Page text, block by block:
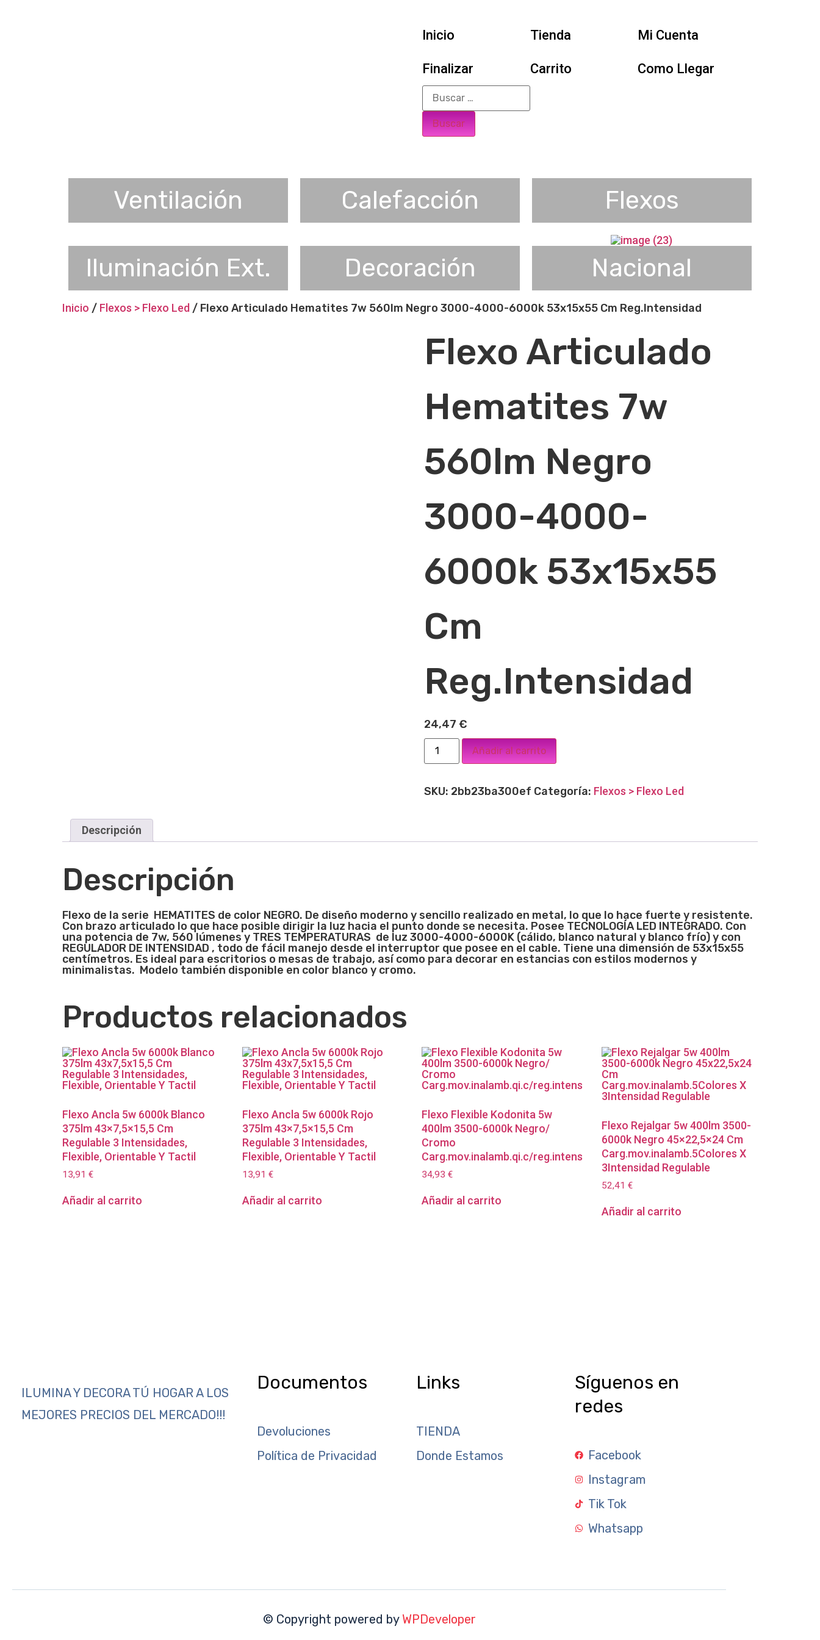
Inicio Tienda Mi Cuenta
Finalizar Carrito Como Llegar
Ventilación Calefacción Flexos
Iluminación Ext. Decoración Nacional
Inicio / Flexos > Flexo Led / Flexo Articulado Hematites 7w 560lm Negro 3000-4000-6000k 53x15x55 Cm Reg.Intensidad
Flexo Articulado
Hematites 7w
560lm Negro
3000-4000-
6000k 53x15x55
Cm
Reg.Intensidad
24,47 €
Añadir al carrito
SKU: 2bb23ba300ef Categoría: Flexos > Flexo Led
Descripción
Descripción
Flexo de la serie HEMATITES de color NEGRO. De diseño moderno y sencillo realizado en metal, lo que lo hace fuerte y resistente.
Con brazo articulado lo que hace posible dirigir la luz hacia el punto donde se necesita. Posee TECNOLOGÍA LED INTEGRADO. Con
una potencia de 7w, 560 lúmenes y TRES TEMPERATURAS de luz 3000-4000-6000K (cálido, blanco natural y blanco frío) y con
REGULADOR DE INTENSIDAD , todo de fácil manejo desde el interruptor que posee en el cable. Tiene una dimensión de 53x15x55
centímetros. Es ideal para escritorios o mesas de trabajo, así como para decorar en estancias con estilos modernos y
minimalistas. Modelo también disponible en color blanco y cromo.
Productos relacionados
Flexo Ancla 5w 6000k Blanco
375lm 43×7,5×15,5 Cm
Regulable 3 Intensidades,
Flexible, Orientable Y Tactil
13,91 €
Añadir al carrito
Flexo Ancla 5w 6000k Rojo
375lm 43×7,5×15,5 Cm
Regulable 3 Intensidades,
Flexible, Orientable Y Tactil
13,91 €
Añadir al carrito
Flexo Flexible Kodonita 5w
400lm 3500-6000k Negro/
Cromo
Carg.mov.inalamb.qi.c/reg.intens
34,93€
Añadir al carrito
Flexo Rejalgar 5w 400lm 3500-
6000k Negro 45×22,5×24 Cm
Carg.mov.inalamb.5Colores X
3Intensidad Regulable
52,41€
Añadir al carrito
ILUMINA Y DECORA TÚ HOGAR A LOS
MEJORES PRECIOS DEL MERCADO!!!
Documentos
Devoluciones
Política de Privacidad
Links
TIENDA
Donde Estamos
Síguenos en
redes
Facebook
Instagram
Tik Tok
Whatsapp
© Copyright powered by WPDeveloper